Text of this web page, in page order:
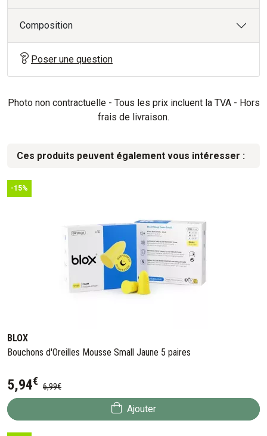
Composition
Poser une question
Photo non contractuelle - Tous les prix incluent la TVA - Hors
frais de livraison.
Ces produits peuvent également vous intéresser :
-15%
BLOX
Bouchons d'Oreilles Mousse Small Jaune 5 paires
5,94€ 6,99€
Ajouter